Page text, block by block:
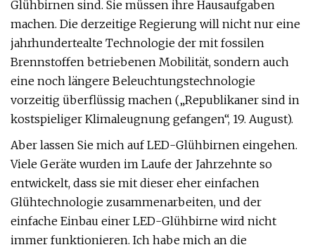
Glühbirnen sind. Sie müssen ihre Hausaufgaben
machen. Die derzeitige Regierung will nicht nur eine
jahrhundertealte Technologie der mit fossilen
Brennstoffen betriebenen Mobilität, sondern auch
eine noch längere Beleuchtungstechnologie
vorzeitig überflüssig machen („Republikaner sind in
kostspieliger Klimaleugnung gefangen“, 19. August).
Aber lassen Sie mich auf LED-Glühbirnen eingehen.
Viele Geräte wurden im Laufe der Jahrzehnte so
entwickelt, dass sie mit dieser eher einfachen
Glühtechnologie zusammenarbeiten, und der
einfache Einbau einer LED-Glühbirne wird nicht
immer funktionieren. Ich habe mich an die